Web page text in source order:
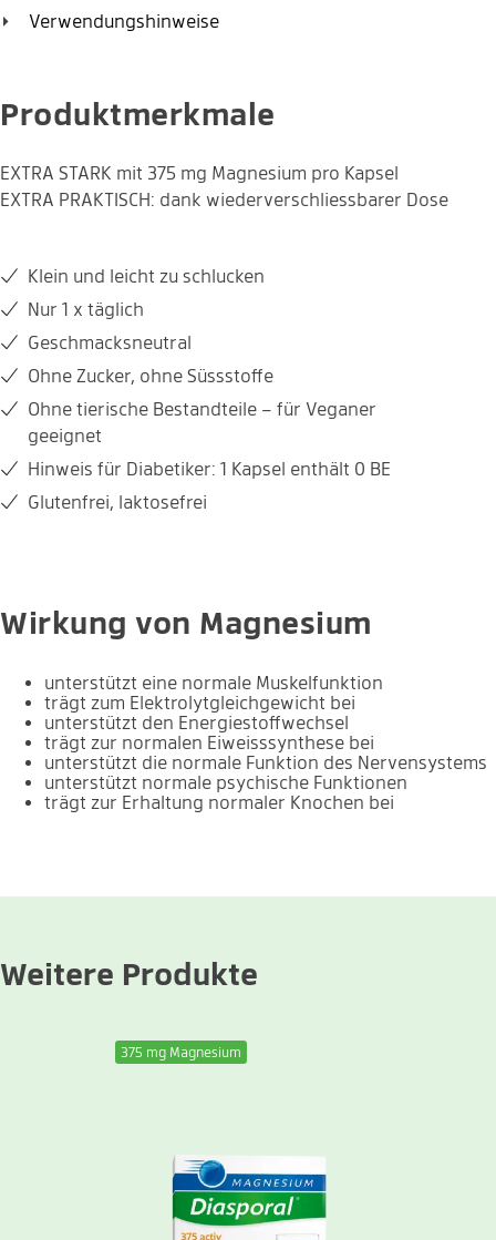
Geschmacks-neutral
Zuckerfrei
Glutenfrei Laktosefrei
1 Kapsel enthält:
Verwendungshinweise
Produktmerkmale
EXTRA STARK mit 375 mg Magnesium pro Kapsel
EXTRA PRAKTISCH: dank wiederverschliessbarer Dose
Klein und leicht zu schlucken
Nur 1 x täglich
Geschmacksneutral
Ohne Zucker, ohne Süssstoffe
Ohne tierische Bestandteile – für Veganer
geeignet
Hinweis für Diabetiker: 1 Kapsel enthält 0 BE
Glutenfrei, laktosefrei
Wirkung von Magnesium
unterstützt eine normale Muskelfunktion
trägt zum Elektrolytgleichgewicht bei
unterstützt den Energiestoffwechsel
trägt zur normalen Eiweisssynthese bei
unterstützt die normale Funktion des Nervensystems
unterstützt normale psychische Funktionen
trägt zur Erhaltung normaler Knochen bei
Weitere Produkte
375 mg Magnesium